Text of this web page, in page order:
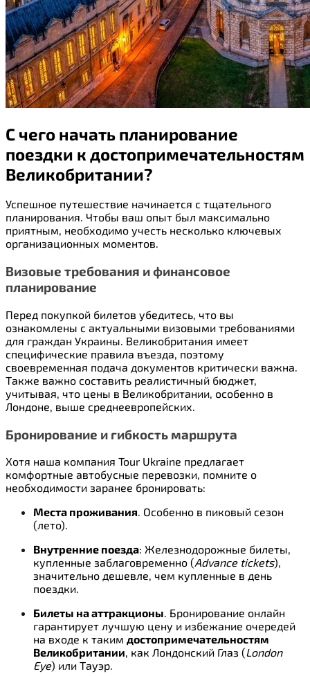
С чего начать планирование
поездки к достопримечательностям
Великобритании?
Успешное путешествие начинается с тщательного
планирования. Чтобы ваш опыт был максимально
приятным, необходимо учесть несколько ключевых
организационных моментов.
Визовые требования и финансовое
планирование
Перед покупкой билетов убедитесь, что вы
ознакомлены с актуальными визовыми требованиями
для граждан Украины. Великобритания имеет
специфические правила въезда, поэтому
своевременная подача документов критически важна.
Также важно составить реалистичный бюджет,
учитывая, что цены в Великобритании, особенно в
Лондоне, выше среднеевропейских.
Бронирование и гибкость маршрута
Хотя наша компания Tour Ukraine предлагает
комфортные автобусные перевозки, помните о
необходимости заранее бронировать:
Места проживания. Особенно в пиковый сезон
(лето).
Внутренние поезда: Железнодорожные билеты,
купленные заблаговременно (Advance tickets),
значительно дешевле, чем купленные в день
поездки.
Билеты на аттракционы. Бронирование онлайн
гарантирует лучшую цену и избежание очередей
на входе к таким достопримечательностям
Великобритании, как Лондонский Глаз (London
Eye) или Тауэр.